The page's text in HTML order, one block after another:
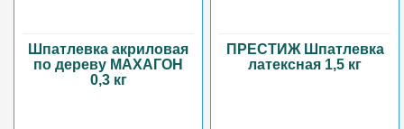
Шпатлевка акриловая
по дереву МАХАГОН
0,3 кг
ПРЕСТИЖ Шпатлевка
латексная 1,5 кг